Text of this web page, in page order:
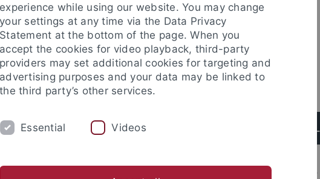
USA ERASMUS
Mitarbeitende
experience while using our website. You may change
your settings at any time via the Data Privacy
Statement at the bottom of the page. When you
accept the cookies for video playback, third-party
providers may set additional cookies for targeting and
advertising purposes and your data may be linked to
the third party’s other services.
Essential Videos